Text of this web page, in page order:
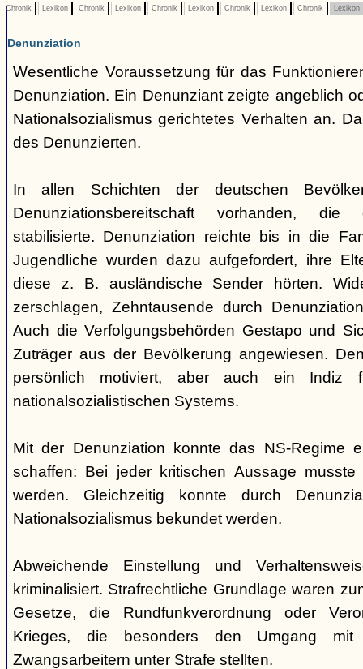
Chronik Lexikon Chronik Lexikon Chronik Lexikon Chronik Lexikon Chronik Lexikon
Denunziation
Wesentliche Voraussetzung für das
Denunziation. Ein Denunziant zeigte angeblich
Nationalsozialismus gerichtetes Verhalten an.
des Denunzierten.
In allen Schichten der deutschen
Denunziationsbereitschaft vorhanden, die
stabilisierte. Denunziation reichte bis in die
Jugendliche wurden dazu aufgefordert, ihre
diese z. B. ausländische Sender hörten.
zerschlagen, Zehntausende durch
Auch die Verfolgungsbehörden Gestapo und
Zuträger aus der Bevölkerung angewiesen.
persönlich motiviert, aber auch ein Indiz
nationalsozialistischen Systems.
Mit der Denunziation konnte das NS-Regime
schaffen: Bei jeder kritischen Aussage
werden. Gleichzeitig konnte durch
Nationalsozialismus bekundet werden.
Abweichende Einstellung und
kriminalisiert. Strafrechtliche Grundlage waren
Gesetze, die Rundfunkverordnung oder
Krieges, die besonders den Umgang mit
Zwangsarbeitern unter Strafe stellten.